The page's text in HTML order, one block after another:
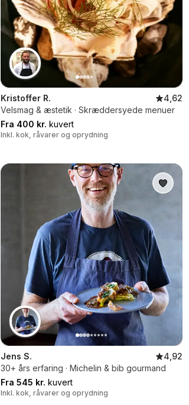
Kristoffer R.
4,62
Velsmag & æstetik · Skræddersyede menuer
Fra 400 kr. kuvert
Inkl. kok, råvarer og oprydning
Jens S.
4,92
30+ års erfaring · Michelin & bib gourmand
Fra 545 kr. kuvert
Inkl. kok, råvarer og oprydning